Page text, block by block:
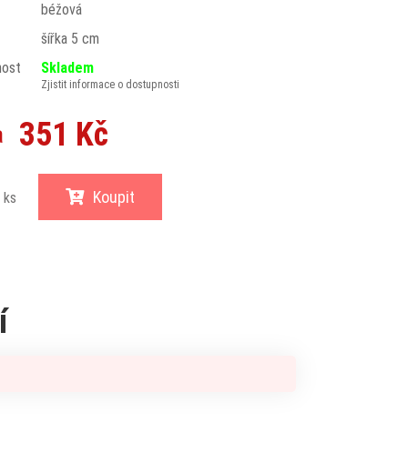
béžová
šířka 5 cm
Skladem
Zjistit informace o dostupnosti
351 Kč
ks Koupit